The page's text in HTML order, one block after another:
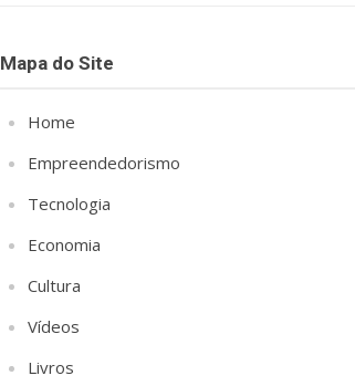
Mapa do Site
Home
Empreendedorismo
Tecnologia
Economia
Cultura
Vídeos
Livros